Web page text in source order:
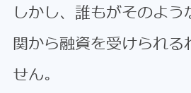
しかし、誰もがそのよ
関から融資を受けられる
せん。